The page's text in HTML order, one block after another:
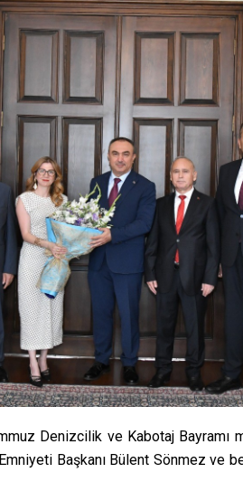
Denizcilik ve Kabotaj Bayramı
Başkanı Bülent Sönmez ve